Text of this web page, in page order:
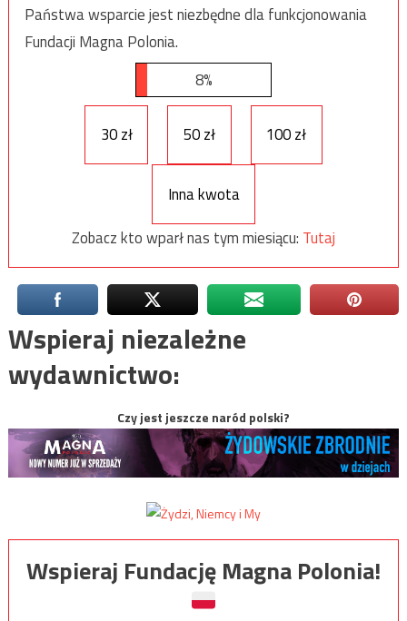
Państwa wsparcie jest niezbędne dla funkcjonowania
Fundacji Magna Polonia.
8%
30 zł 50 zł 100 zł
Inna kwota
Zobacz kto wparł nas tym miesiącu: Tutaj
Wspieraj niezależne
wydawnictwo:
Czy jest jeszcze naród polski?
Wspieraj Fundację Magna Polonia!